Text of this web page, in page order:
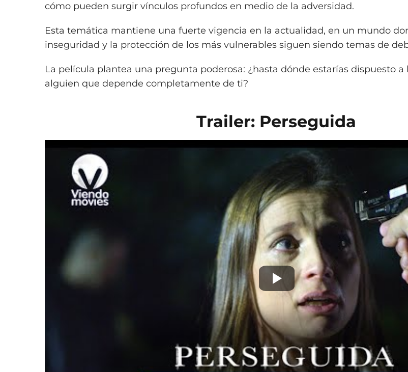
cómo pueden surgir vínculos profundos en medio de la adversidad.
Esta temática mantiene una fuerte vigencia en la actualidad, en un mundo
inseguridad y la protección de los más vulnerables siguen siendo temas de
La película plantea una pregunta poderosa: ¿hasta dónde estarías dispuesto a
alguien que depende completamente de ti?
Trailer: Perseguida